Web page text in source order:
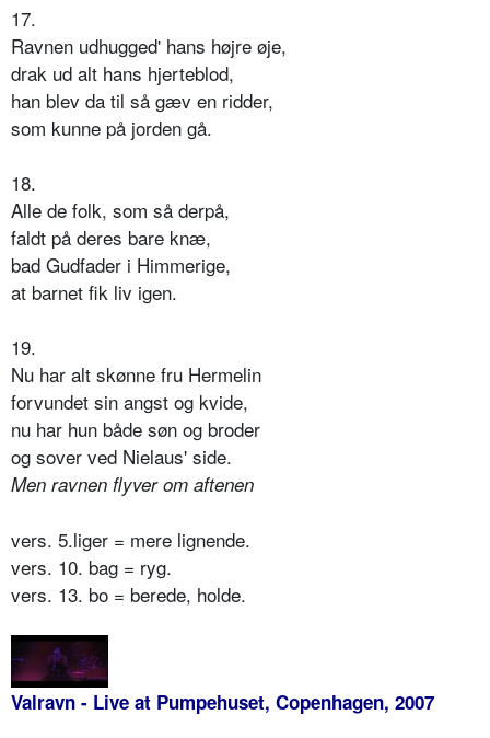
17.
Ravnen udhugged' hans højre øje,
drak ud alt hans hjerteblod,
han blev da til så gæv en ridder,
som kunne på jorden gå.
18.
Alle de folk, som så derpå,
faldt på deres bare knæ,
bad Gudfader i Himmerige,
at barnet fik liv igen.
19.
Nu har alt skønne fru Hermelin
forvundet sin angst og kvide,
nu har hun både søn og broder
og sover ved Nielaus' side.
Men ravnen flyver om aftenen
vers. 5.liger = mere lignende.
vers. 10. bag = ryg.
vers. 13. bo = berede, holde.
Valravn - Live at Pumpehuset, Copenhagen, 2007